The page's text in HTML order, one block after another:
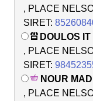
, PLACE
SIRET:
DOULOS IT
, PLACE
SIRET:
NOUR
, PLACE